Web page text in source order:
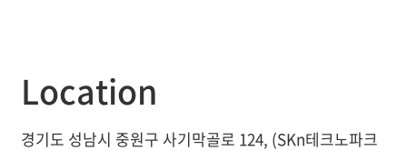
Location
경기도 성남시 중원구 사기막골로 124, (SKn테크노파크